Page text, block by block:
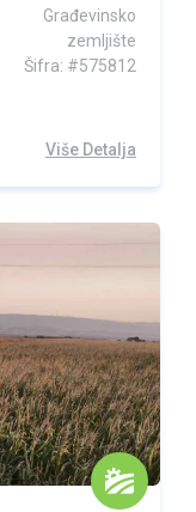
Građevinsko
zemljište
Šifra: #575812
Više Detalja